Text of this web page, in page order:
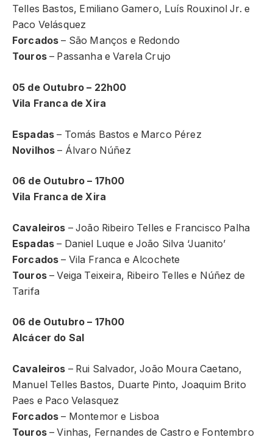
Telles Bastos, Emiliano Gamero, Luís Rouxinol Jr. e
Paco Velásquez
Forcados – São Manços e Redondo
Touros– Passanha e Varela Crujo
05 de Outubro – 22h00
Vila Franca de Xira
Espadas – Tomás Bastos e Marco Pérez
Novilhos– Álvaro Núñez
06 de Outubro – 17h00
Vila Franca de Xira
Cavaleiros – João Ribeiro Telles e Francisco Palha
Espadas – Daniel Luque e João Silva ‘Juanito’
Forcados – Vila Franca e Alcochete
Touros– Veiga Teixeira, Ribeiro Telles e Núñez de
Tarifa
06 de Outubro – 17h00
Alcácer do Sal
Cavaleiros – Rui Salvador, João Moura Caetano,
Manuel Telles Bastos, Duarte Pinto, Joaquim Brito
Paes e Paco Velasquez
Forcados– Montemor e Lisboa
Touros– Vinhas, Fernandes de Castro e Fontembro